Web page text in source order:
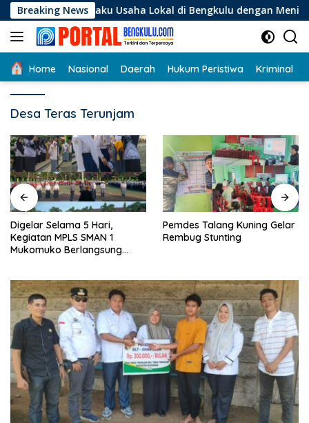
Langsung
ke
konten
Breaking News
Pelaku Usaha Lokal di Bengkulu dengan Meningkatkan
Home Nasional Daerah Hukum Peristiwa Kriminal
Desa Teras Terunjam
Digelar Selama 5 Hari,
Kegiatan MPLS SMAN 1
Mukomuko Berlangsung
Pemdes Talang Kuning Gelar
Rembug Stunting